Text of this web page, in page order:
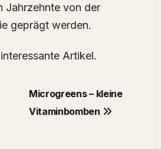
Jahrzehnte von der
geprägt werden.
Artikel.
Microgreens – kleine
Vitaminbomben